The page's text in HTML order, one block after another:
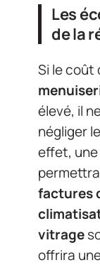
Les
de la
Si le coût
élevé, il
négliger
effet,
factures
vitrage
offrira